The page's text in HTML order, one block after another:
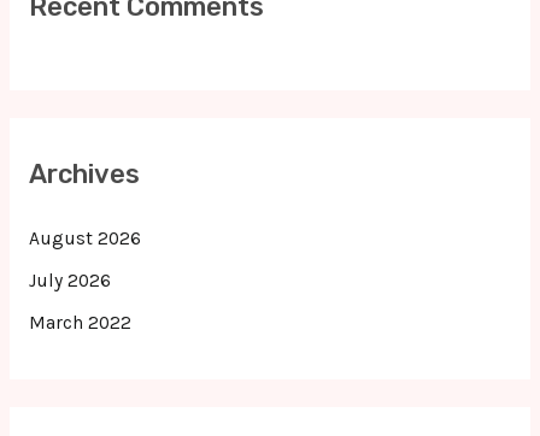
Recent Comments
Archives
August 2026
July 2026
March 2022